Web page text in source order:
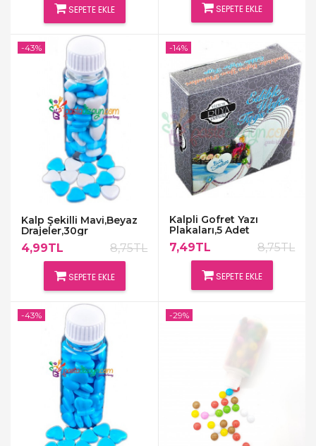
SEPETE EKLE SEPETE EKLE
Kalp Şekilli Mavi,Beyaz
Drajeler,30gr
4,99TL 8,75TL
SEPETE EKLE
-43%
Kalpli Gofret Yazı
Plakaları,5 Adet
7,49TL 8,75TL
SEPETE EKLE
-14%
-43% -29%